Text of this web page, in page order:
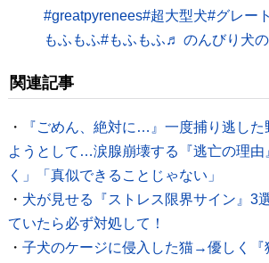
#greatpyrenees#超大型犬#グレー
もふもふ#もふもふ♬ のんびり犬
関連記事
・
『ごめん、絶対に…』一度捕り逃し
ようとして…涙腺崩壊する『逃亡の理由
く」「真似できることじゃない」
・ 犬が見せる『ストレス限界サイン』3
ていたら必ず対処して！
・ 子犬のケージに侵入した猫→優しく『